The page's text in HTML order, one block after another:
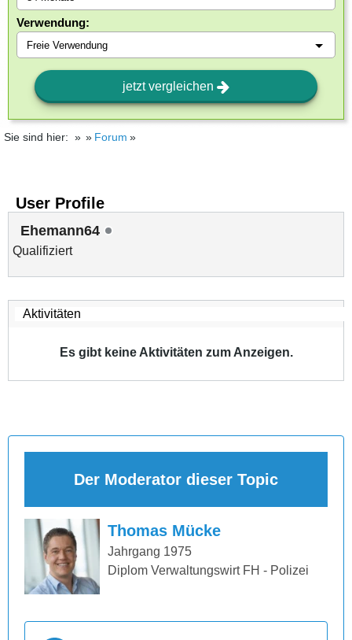
Verwendung:
jetzt vergleichen
Sie sind hier: Forum
User Profile
Ehemann64
Qualifiziert
Es gibt keine Aktivitäten zum Anzeigen.
Der Moderator dieser Topic
Thomas Mücke
Jahrgang 1975
Diplom Verwaltungswirt FH - Polizei